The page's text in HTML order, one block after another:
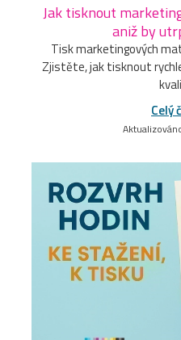
Jak tisknout
aniž by
Tisk marketingových
Zjistěte, jak tisknout
Celý